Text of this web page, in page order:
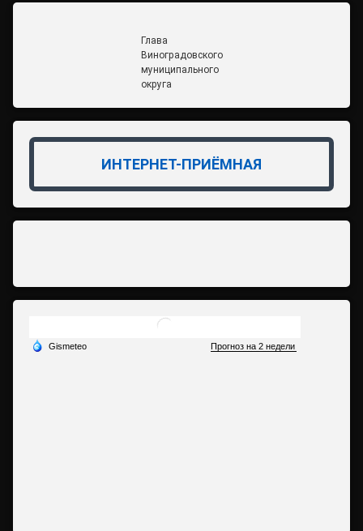
Глава
Виноградовского
муниципального
округа
ИНТЕРНЕТ-ПРИЁМНАЯ